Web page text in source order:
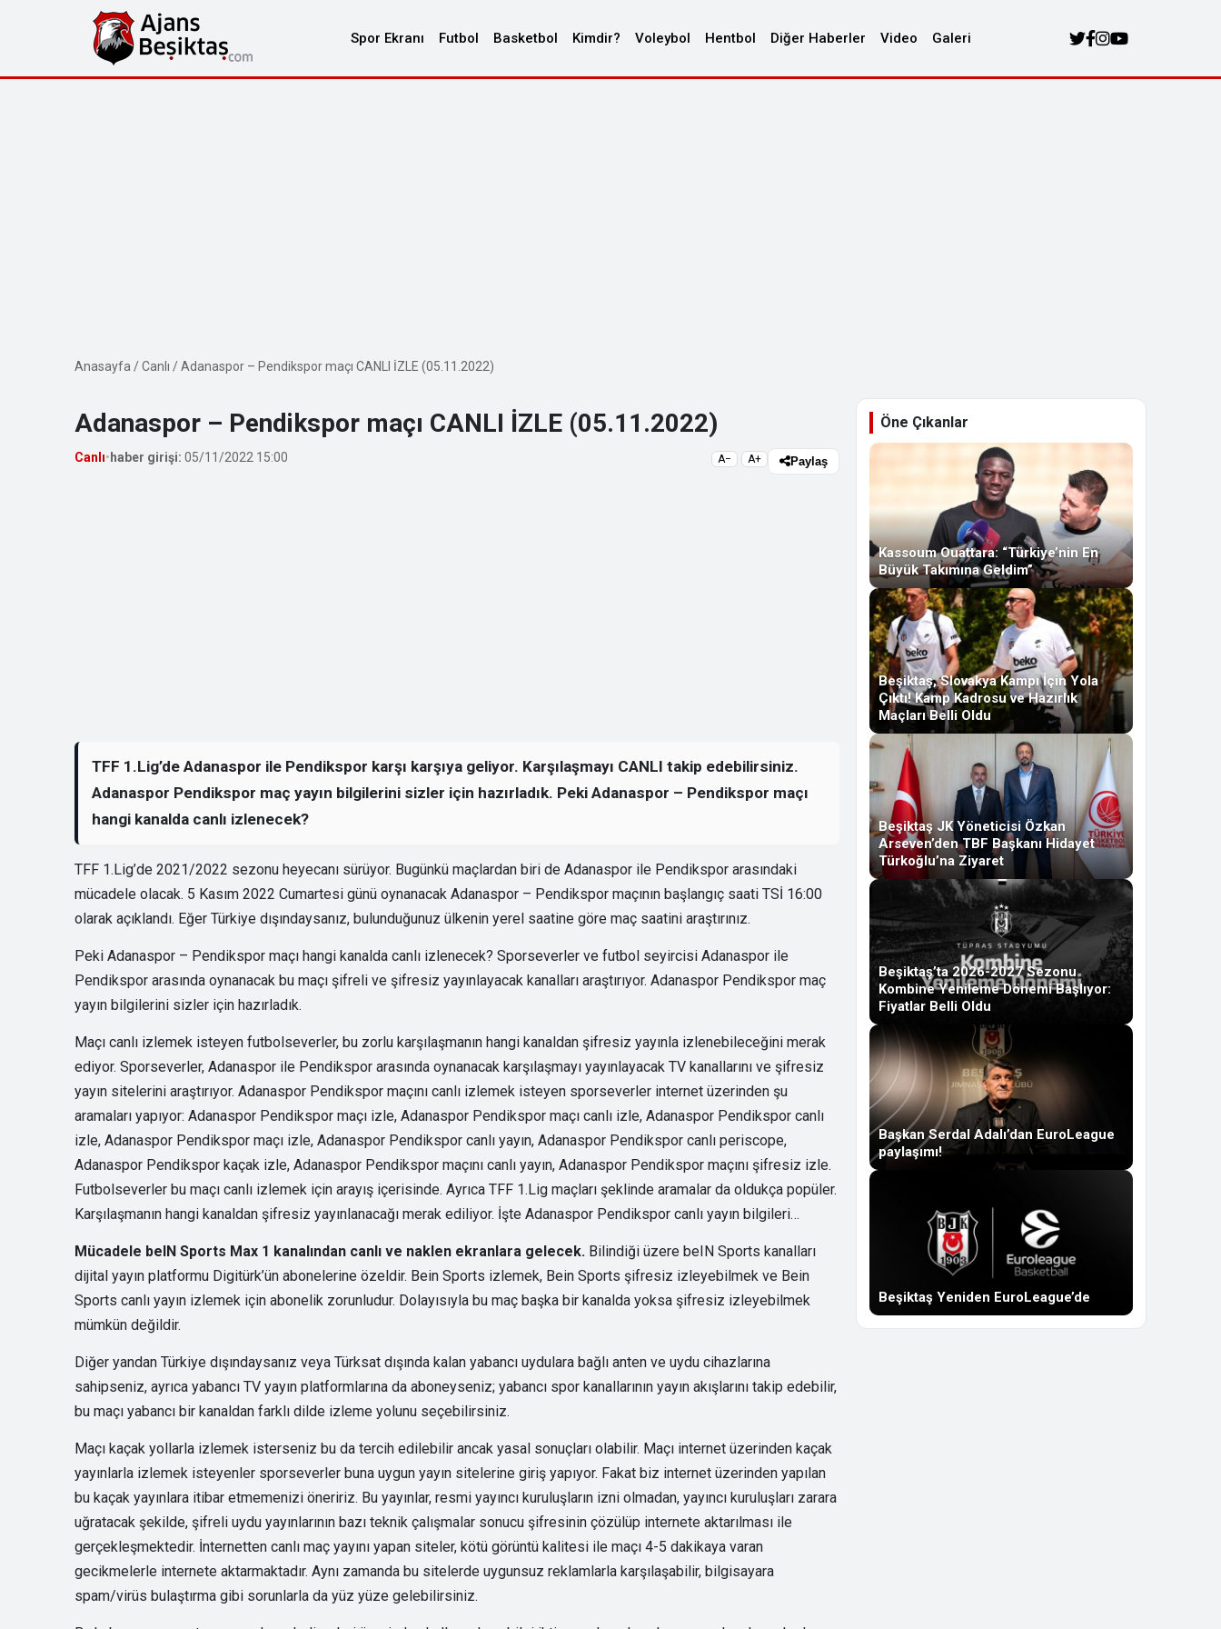
Spor Ekranı Futbol Basketbol Kimdir? Voleybol Hentbol Diğer Haberler Video Galeri
Anasayfa /Canlı /Adanaspor – Pendikspor maçı CANLI İZLE (05.11.2022)
Adanaspor – Pendikspor maçı CANLI İZLE (05.11.2022)
Canlı• haber girişi: 05/11/2022 15:00 A− A+ Paylaş
TFF 1.Lig’de Adanaspor ile Pendikspor karşı karşıya geliyor. Karşılaşmayı CANLI takip edebilirsiniz.
Adanaspor Pendikspor maç yayın bilgilerini sizler için hazırladık. Peki Adanaspor – Pendikspor maçı
hangi kanalda canlı izlenecek?
TFF 1.Lig’de 2021/2022 sezonu heyecanı sürüyor. Bugünkü maçlardan biri de Adanaspor ile Pendikspor arasındaki
mücadele olacak. 5 Kasım 2022 Cumartesi günü oynanacak Adanaspor – Pendikspor maçının başlangıç saati TSİ 16:00
olarak açıklandı. Eğer Türkiye dışındaysanız, bulunduğunuz ülkenin yerel saatine göre maç saatini araştırınız.
Peki Adanaspor – Pendikspor maçı hangi kanalda canlı izlenecek? Sporseverler ve futbol seyircisi Adanaspor ile
Pendikspor arasında oynanacak bu maçı şifreli ve şifresiz yayınlayacak kanalları araştırıyor. Adanaspor Pendikspor maç
yayın bilgilerini sizler için hazırladık.
Maçı canlı izlemek isteyen futbolseverler, bu zorlu karşılaşmanın hangi kanaldan şifresiz yayınla izlenebileceğini merak
ediyor. Sporseverler, Adanaspor ile Pendikspor arasında oynanacak karşılaşmayı yayınlayacak TV kanallarını ve şifresiz
yayın sitelerini araştırıyor. Adanaspor Pendikspor maçını canlı izlemek isteyen sporseverler internet üzerinden şu
aramaları yapıyor: Adanaspor Pendikspor maçı izle, Adanaspor Pendikspor maçı canlı izle, Adanaspor Pendikspor canlı
izle, Adanaspor Pendikspor maçı izle, Adanaspor Pendikspor canlı yayın, Adanaspor Pendikspor canlı periscope,
Adanaspor Pendikspor kaçak izle, Adanaspor Pendikspor maçını canlı yayın, Adanaspor Pendikspor maçını şifresiz izle.
Futbolseverler bu maçı canlı izlemek için arayış içerisinde. Ayrıca TFF 1.Lig maçları şeklinde aramalar da oldukça popüler.
Karşılaşmanın hangi kanaldan şifresiz yayınlanacağı merak ediliyor. İşte Adanaspor Pendikspor canlı yayın bilgileri…
Mücadele beIN Sports Max 1 kanalından canlı ve naklen ekranlara gelecek. Bilindiği üzere beIN Sports kanalları
dijital yayın platformu Digitürk’ün abonelerine özeldir. Bein Sports izlemek, Bein Sports şifresiz izleyebilmek ve Bein
Sports canlı yayın izlemek için abonelik zorunludur. Dolayısıyla bu maç başka bir kanalda yoksa şifresiz izleyebilmek
mümkün değildir.
Diğer yandan Türkiye dışındaysanız veya Türksat dışında kalan yabancı uydulara bağlı anten ve uydu cihazlarına
sahipseniz, ayrıca yabancı TV yayın platformlarına da aboneyseniz; yabancı spor kanallarının yayın akışlarını takip edebilir,
bu maçı yabancı bir kanaldan farklı dilde izleme yolunu seçebilirsiniz.
Maçı kaçak yollarla izlemek isterseniz bu da tercih edilebilir ancak yasal sonuçları olabilir. Maçı internet üzerinden kaçak
yayınlarla izlemek isteyenler sporseverler buna uygun yayın sitelerine giriş yapıyor. Fakat biz internet üzerinden yapılan
bu kaçak yayınlara itibar etmemenizi öneririz. Bu yayınlar, resmi yayıncı kuruluşların izni olmadan, yayıncı kuruluşları zarara
uğratacak şekilde, şifreli uydu yayınlarının bazı teknik çalışmalar sonucu şifresinin çözülüp internete aktarılması ile
gerçekleşmektedir. İnternetten canlı maç yayını yapan siteler, kötü görüntü kalitesi ile maçı 4-5 dakikaya varan
gecikmelerle internete aktarmaktadır. Aynı zamanda bu sitelerde uygunsuz reklamlarla karşılaşabilir, bilgisayara
spam/virüs bulaştırma gibi sorunlarla da yüz yüze gelebilirsiniz.
Öne Çıkanlar
Kassoum Ouattara: “Türkiye’nin En
Büyük Takımına Geldim”
Beşiktaş, Slovakya Kampı İçin Yola
Çıktı! Kamp Kadrosu ve Hazırlık
Maçları Belli Oldu
Beşiktaş JK Yöneticisi Özkan
Arseven’den TBF Başkanı Hidayet
Türkoğlu’na Ziyaret
Beşiktaş’ta 2026-2027 Sezonu
Kombine Yenileme Dönemi Başlıyor:
Fiyatlar Belli Oldu
Başkan Serdal Adalı’dan EuroLeague
paylaşımı!
Beşiktaş Yeniden EuroLeague’de